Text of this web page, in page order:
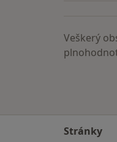
Veškerý
Stránky